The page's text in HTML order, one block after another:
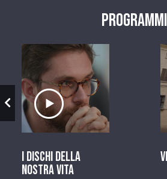
Programmi
Ascolta il servizio
I dischi della
nostra vita